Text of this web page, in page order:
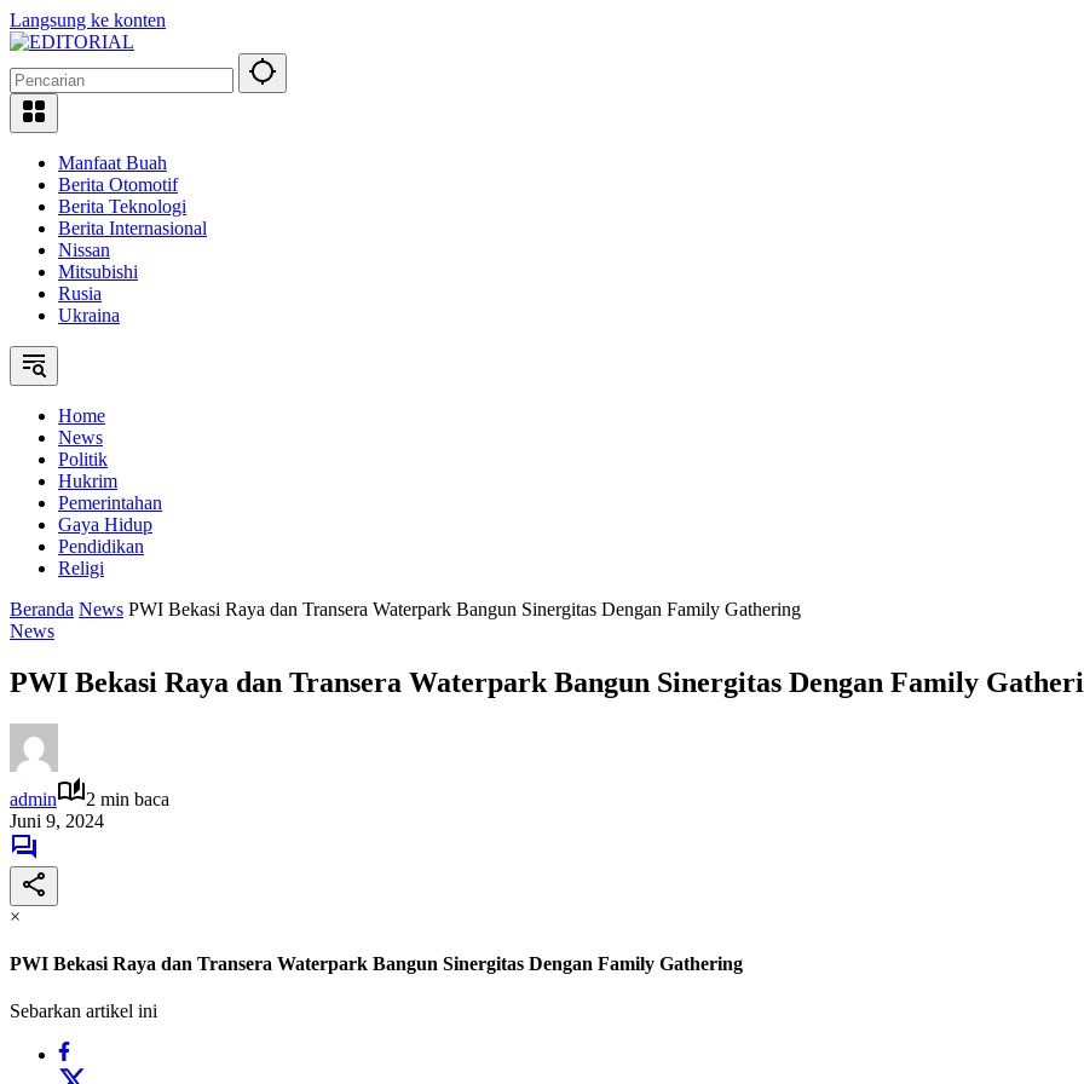
Langsung ke konten
Manfaat Buah
Berita Otomotif
Berita Teknologi
Berita Internasional
Nissan
Mitsubishi
Rusia
Ukraina
Home
News
Politik
Hukrim
Pemerintahan
Gaya Hidup
Pendidikan
Religi
Beranda News PWI Bekasi Raya dan Transera Waterpark Bangun Sinergitas Dengan Family Gathering
News
PWI Bekasi Raya dan Transera Waterpark Bangun Sinergitas Dengan Family
admin
2 min baca
Juni 9, 2024
×
PWI Bekasi Raya dan Transera Waterpark Bangun Sinergitas Dengan Family Gathering
Sebarkan artikel ini